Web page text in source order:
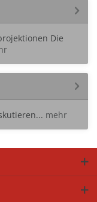
Die
mehr